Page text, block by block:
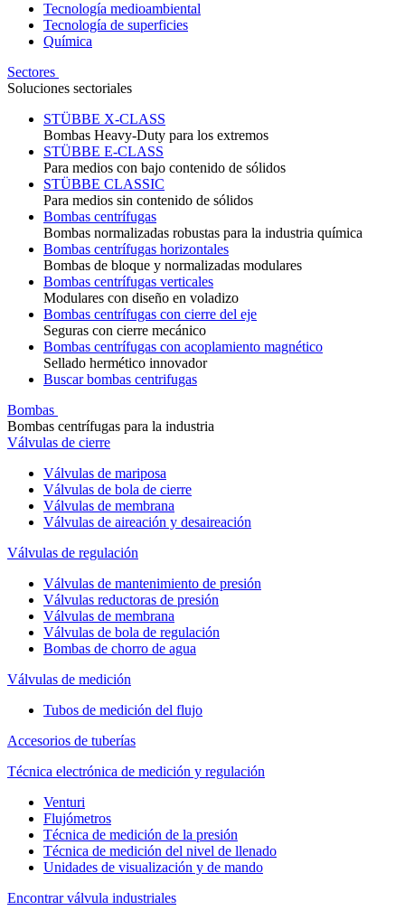
Tecnología medioambiental
Tecnología de superficies
Química
Sectores
Soluciones sectoriales
STÜBBE X-CLASS
Bombas Heavy-Duty para los extremos
STÜBBE E-CLASS
Para medios con bajo contenido de sólidos
STÜBBE CLASSIC
Para medios sin contenido de sólidos
Bombas centrífugas
Bombas normalizadas robustas para la industria química
Bombas centrífugas horizontales
Bombas de bloque y normalizadas modulares
Bombas centrífugas verticales
Modulares con diseño en voladizo
Bombas centrífugas con cierre del eje
Seguras con cierre mecánico
Bombas centrífugas con acoplamiento magnético
Sellado hermético innovador
Buscar bombas centrifugas
Bombas
Bombas centrífugas para la industria
Válvulas de cierre
Válvulas de mariposa
Válvulas de bola de cierre
Válvulas de membrana
Válvulas de aireación y desaireación
Válvulas de regulación
Válvulas de mantenimiento de presión
Válvulas reductoras de presión
Válvulas de membrana
Válvulas de bola de regulación
Bombas de chorro de agua
Válvulas de medición
Tubos de medición del flujo
Accesorios de tuberías
Técnica electrónica de medición y regulación
Venturi
Flujómetros
Técnica de medición de la presión
Técnica de medición del nivel de llenado
Unidades de visualización y de mando
Encontrar válvula industriales